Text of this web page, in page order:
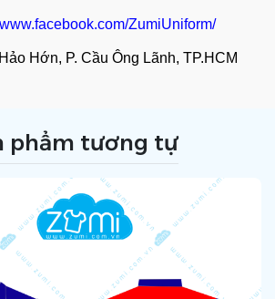
ZumiUniform/
Hớn, P. Cầu Ông Lãnh, TP.HCM
phẩm tương tự